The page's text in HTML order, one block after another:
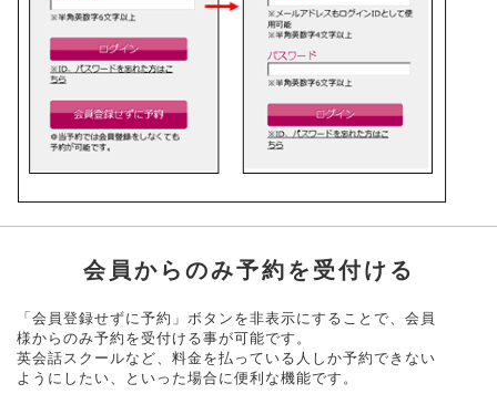
会員からのみ予約を受付ける
「会員登録せずに予約」ボタンを非表示にすることで、会員
様からのみ予約を受付ける事が可能です。
英会話スクールなど、料金を払っている人しか予約できない
ようにしたい、といった場合に便利な機能です。